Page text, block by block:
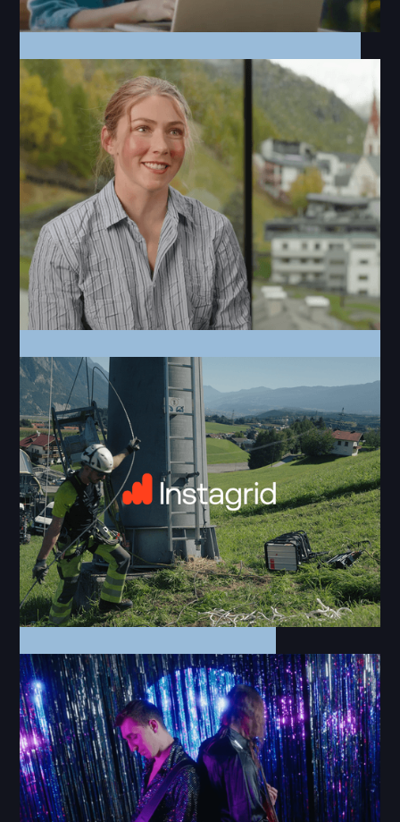
Commercial
UNSER EINS | Lebensraum Tirol
TV
Wall Street Journal | Mikaela
Shiffrin
Commercial
Instagrid | Doppelmayr